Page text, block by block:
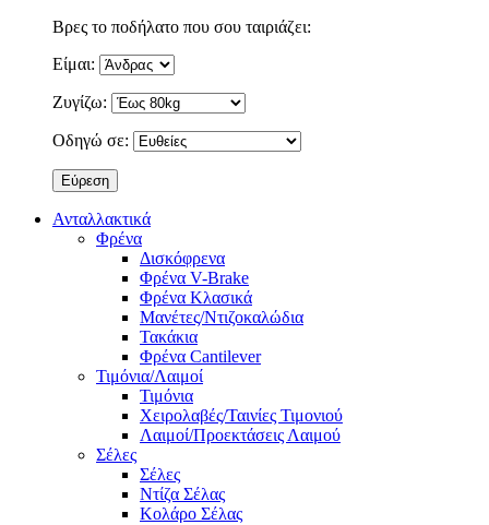
Βρες το ποδήλατο που σου ταιριάζει:
Είμαι:
Ζυγίζω:
Οδηγώ σε:
Ανταλλακτικά
Φρένα
Δισκόφρενα
Φρένα V-Brake
Φρένα Κλασικά
Μανέτες/Ντιζοκαλώδια
Τακάκια
Φρένα Cantilever
Τιμόνια/Λαιμοί
Τιμόνια
Χειρολαβές/Ταινίες Τιμονιού
Λαιμοί/Προεκτάσεις Λαιμού
Σέλες
Σέλες
Ντίζα Σέλας
Κολάρο Σέλας